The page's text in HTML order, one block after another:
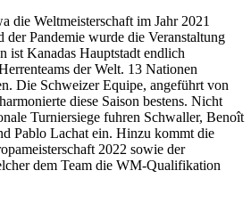
die Weltmeisterschaft im Jahr 2021
der Pandemie wurde die Veranstaltung
ist Kanadas Hauptstadt endlich
der Welt. 13 Nationen
Die Schweizer Equipe, angeführt von
diese Saison bestens. Nicht
Turniersiege fuhren Schwaller, Benoît
Pablo Lachat ein. Hinzu kommt die
2022 sowie der
dem Team die WM-Qualifikation